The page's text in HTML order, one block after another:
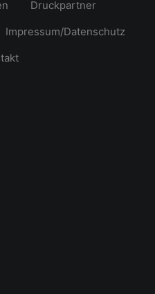
Druckpartner
Impressum/Datenschutz